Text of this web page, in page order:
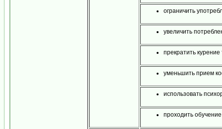
ограничить
увеличить
прекратить
уменьшить прием
использовать
проходить